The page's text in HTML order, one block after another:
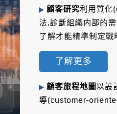
顧客研究利用質化
法,診斷組織内部的
了解才能精準制定戰
了解更多
顧客旅程地圖以設
導(customer-